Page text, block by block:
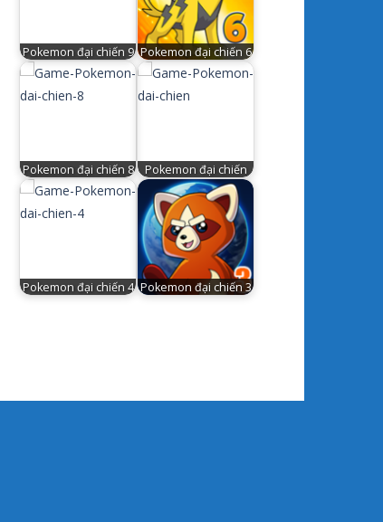
Pokemon đại chiến 9 Pokemon đại chiến 6
Pokemon đại chiến 8 Pokemon đại chiến
Pokemon đại chiến 4 Pokemon đại chiến 3